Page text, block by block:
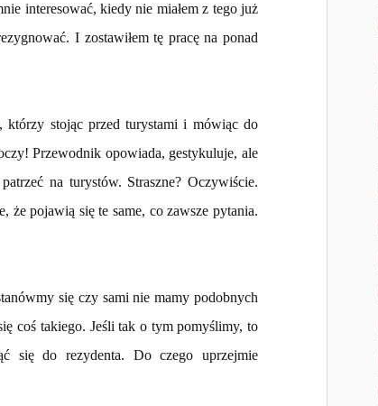
interesować, kiedy nie miałem z tego już
I zostawiłem tę pracę na ponad
stojąc przed turystami i mówiąc do
Przewodnik opowiada, gestykuluje, ale
na turystów. Straszne? Oczywiście.
że pojawią się te same, co zawsze pytania.
się czy sami nie mamy podobnych
coś takiego. Jeśli tak o tym pomyślimy, to
się do rezydenta. Do czego uprzejmie